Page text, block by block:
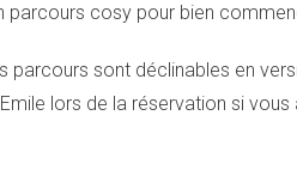
parcours cosy pour bien
parcours sont déclinables en
lors de la réservation si